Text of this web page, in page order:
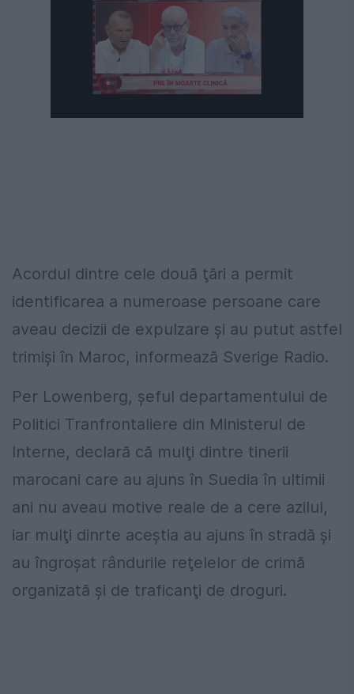
Acordul dintre cele două ţări a permit
identificarea a numeroase persoane care
aveau decizii de expulzare şi au putut astfel
trimişi în Maroc, informează Sverige Radio.
Per Lowenberg, şeful departamentului de
Politici Tranfrontaliere din Ministerul de
Interne, declară că mulţi dintre tinerii
marocani care au ajuns în Suedia în ultimii
ani nu aveau motive reale de a cere azilul,
iar mulţi dinrte aceştia au ajuns în stradă şi
au îngroşat rândurile reţelelor de crimă
organizată şi de traficanţi de droguri.